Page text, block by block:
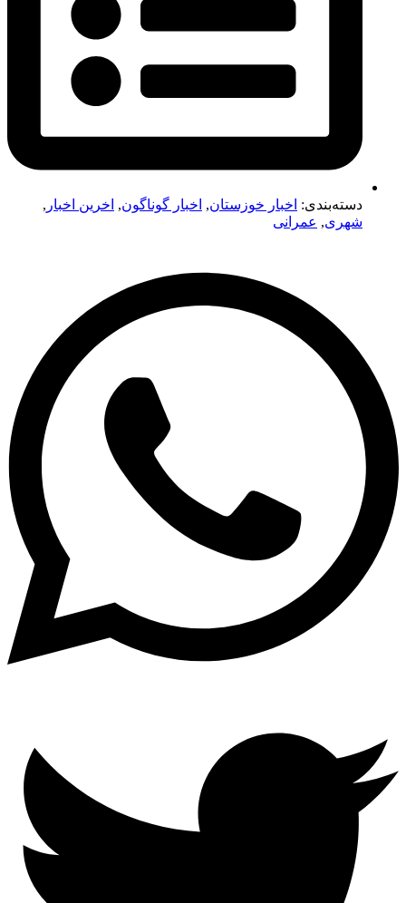
دسته‌بندی: اخبار خوزستان,اخبار گوناگون,اخرین اخبار,
شهری, عمرانی